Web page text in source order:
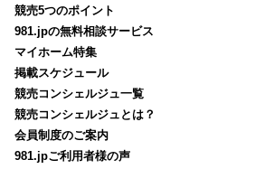
競売5つのポイント
981.jpの無料相談サービス
マイホーム特集
掲載スケジュール
競売コンシェルジュ一覧
競売コンシェルジュとは？
会員制度のご案内
981.jpご利用者様の声